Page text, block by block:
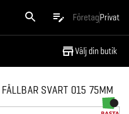
FöretagPrivat
Välj din butik
SVART 015 75MM